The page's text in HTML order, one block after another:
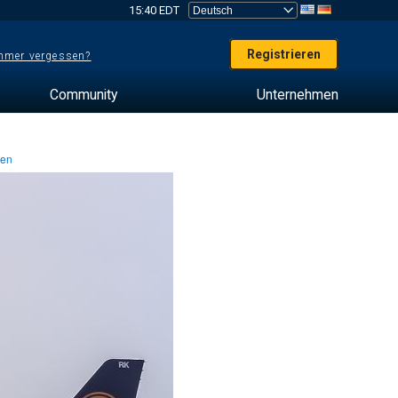
15:40 EDT
vergessen? Registrieren
Community Unternehmen